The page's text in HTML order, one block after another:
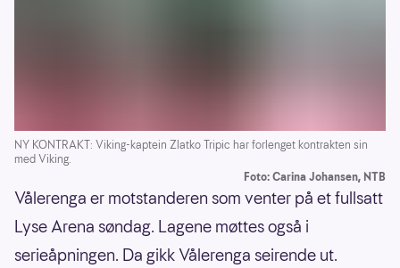
NY KONTRAKT: Viking-kaptein Zlatko Tripic har forlenget kontrakten sin
med Viking.
Foto: Carina Johansen, NTB
Vålerenga er motstanderen som venter på et fullsatt
Lyse Arena søndag. Lagene møttes også i
serieåpningen. Da gikk Vålerenga seirende ut.